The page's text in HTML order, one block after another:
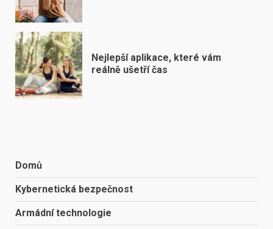
Nejlepší aplikace, které vám
reálně ušetří čas
Domů
Kybernetická bezpečnost
Armádní technologie